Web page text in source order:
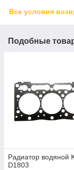
Все условия
Подобные
Радиатор водяной
D1803